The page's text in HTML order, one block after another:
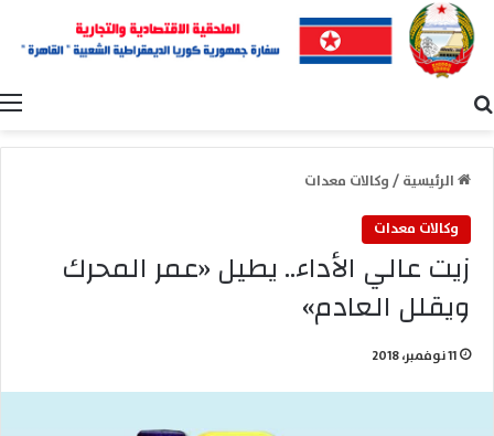
الرئيسية/وكالات معدات
وكالات معدات
زيت عالي الأداء.. يطيل «عمر المحرك
ويقلل العادم»
11 نوفمبر، 2018